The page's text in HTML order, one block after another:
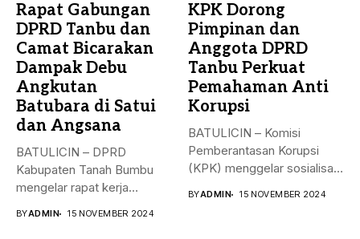
Rapat Gabungan
DPRD Tanbu dan
Camat Bicarakan
Dampak Debu
Angkutan
Batubara di Satui
dan Angsana
BATULICIN – DPRD
Kabupaten Tanah Bumbu
mengelar rapat kerja
BYADMIN 15 NOVEMBER 2024
KPK Dorong
Pimpinan dan
Anggota DPRD
Tanbu Perkuat
Pemahaman Anti
Korupsi
BATULICIN – Komisi
Pemberantasan Korupsi
(KPK) menggelar sosialisasi
BYADMIN 15 NOVEMBER 2024